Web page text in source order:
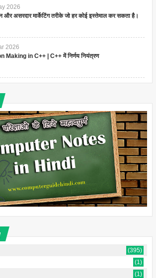
2026
असरदार मार्केटिंग तरीके जो हर कोई इस्तेमाल कर सकता है।
2026
Making in C++ | C++ में निर्णय नियंत्रण
(395)
(1)
(1)